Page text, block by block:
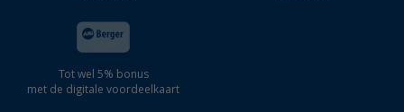
Tot wel 5% bonus
met de digitale voordeelkaart